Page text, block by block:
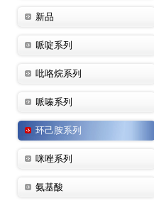
新品
哌啶系列
吡咯烷系列
哌嗪系列
环己胺系列
咪唑系列
氨基酸